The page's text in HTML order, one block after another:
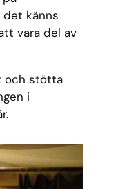
det känns
vara del av
och stötta
i